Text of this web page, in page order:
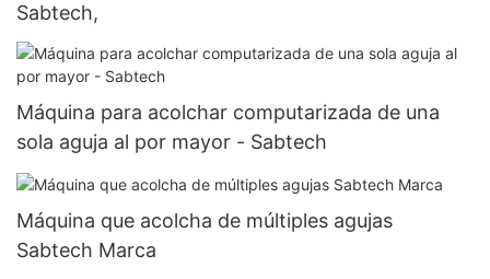
Sabtech,
Máquina para acolchar computarizada de una
sola aguja al por mayor - Sabtech
Máquina que acolcha de múltiples agujas
Sabtech Marca